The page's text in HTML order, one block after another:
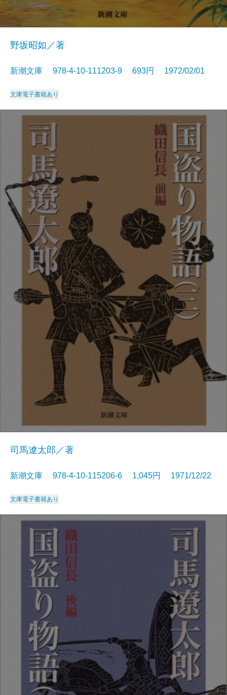
野坂昭如／著
新潮文庫 978-4-10-111203-9 693円 1972/02/01
文庫電子書籍あり
司馬遼太郎／著
新潮文庫 978-4-10-115206-6 1,045円 1971/12/22
文庫電子書籍あり